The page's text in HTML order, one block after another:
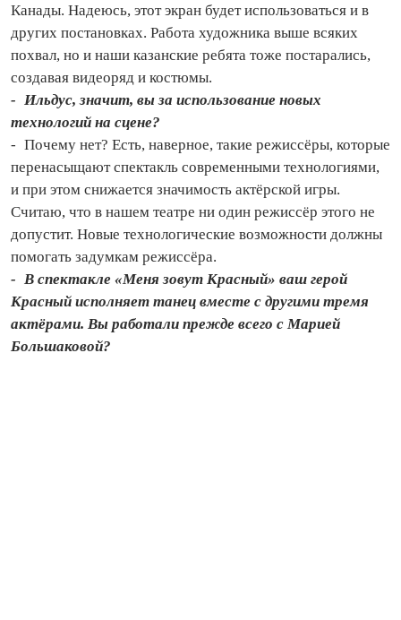
Канады. Надеюсь, этот экран будет использоваться и в
других постановках. Работа художника выше всяких
похвал, но и наши казанские ребята тоже постарались,
создавая видеоряд и костюмы.
- Ильдус, значит, вы за использование новых
технологий на сцене?
- Почему нет? Есть, наверное, такие режиссёры, которые
перенасыщают спектакль современными технологиями,
и при этом снижается значимость актёрской игры.
Считаю, что в нашем театре ни один режиссёр этого не
допустит. Новые технологические возможности должны
помогать задумкам режиссёра.
- В спектакле «Меня зовут Красный» ваш герой
Красный исполняет танец вместе с другими тремя
актёрами. Вы работали прежде всего с Марией
Большаковой?